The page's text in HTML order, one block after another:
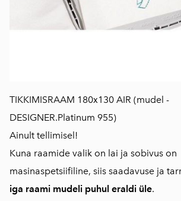
TIKKIMISRAAM 180x130 AIR (mudel -
DESIGNER.Platinum 955)
Ainult tellimisel!
Kuna raamide valik on lai ja sobivus on
masinaspetsiifiline, siis saadavuse ja
iga raami mudeli puhul eraldi üle.